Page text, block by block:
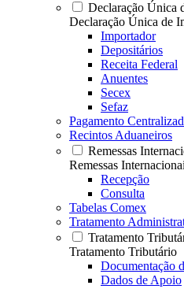
Declaração Única
Declaração Única de
Importador
Depositários
Receita Federal
Anuentes
Secex
Sefaz
Pagamento
Recintos Aduaneiros
Remessas
Remessas
Recepção
Consulta
Tabelas Comex
Tratamento
Tratamento
Tratamento Tributário
Documentação
Dados de Apoio